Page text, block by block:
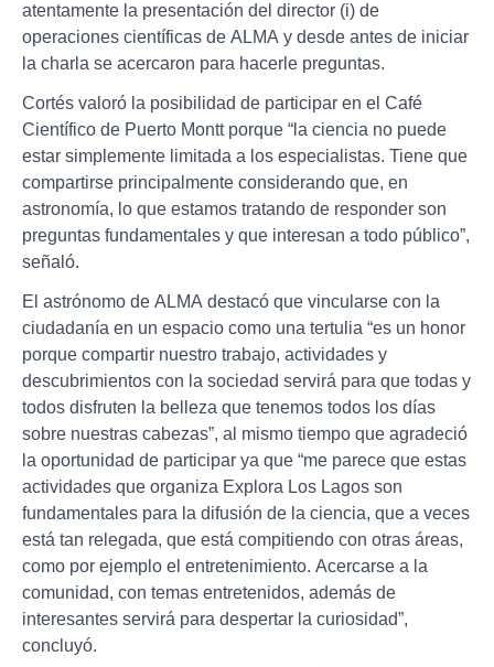
atentamente la presentación del director (i) de
operaciones científicas de ALMA y desde antes de iniciar
la charla se acercaron para hacerle preguntas.
Cortés valoró la posibilidad de participar en el Café
Científico de Puerto Montt porque “la ciencia no puede
estar simplemente limitada a los especialistas. Tiene que
compartirse principalmente considerando que, en
astronomía, lo que estamos tratando de responder son
preguntas fundamentales y que interesan a todo público”,
señaló.
El astrónomo de ALMA destacó que vincularse con la
ciudadanía en un espacio como una tertulia “es un honor
porque compartir nuestro trabajo, actividades y
descubrimientos con la sociedad servirá para que todas y
todos disfruten la belleza que tenemos todos los días
sobre nuestras cabezas”, al mismo tiempo que agradeció
la oportunidad de participar ya que “me parece que estas
actividades que organiza Explora Los Lagos son
fundamentales para la difusión de la ciencia, que a veces
está tan relegada, que está compitiendo con otras áreas,
como por ejemplo el entretenimiento. Acercarse a la
comunidad, con temas entretenidos, además de
interesantes servirá para despertar la curiosidad”,
concluyó.